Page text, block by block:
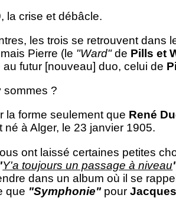
la crise et débâcle.
les trois se retrouvent dans
Pierre (le "Ward"de Pills et
futur [nouveau] duo, celui de
sommes ?
la forme seulement que René
né à Alger, le 23 janvier 1905.
ont laissé certaines petites
Y'a toujours un passage à niveau
dans un album où il se
que "Symphonie" pour